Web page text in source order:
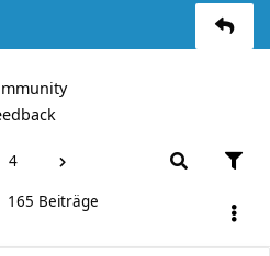
4
165 Beiträge